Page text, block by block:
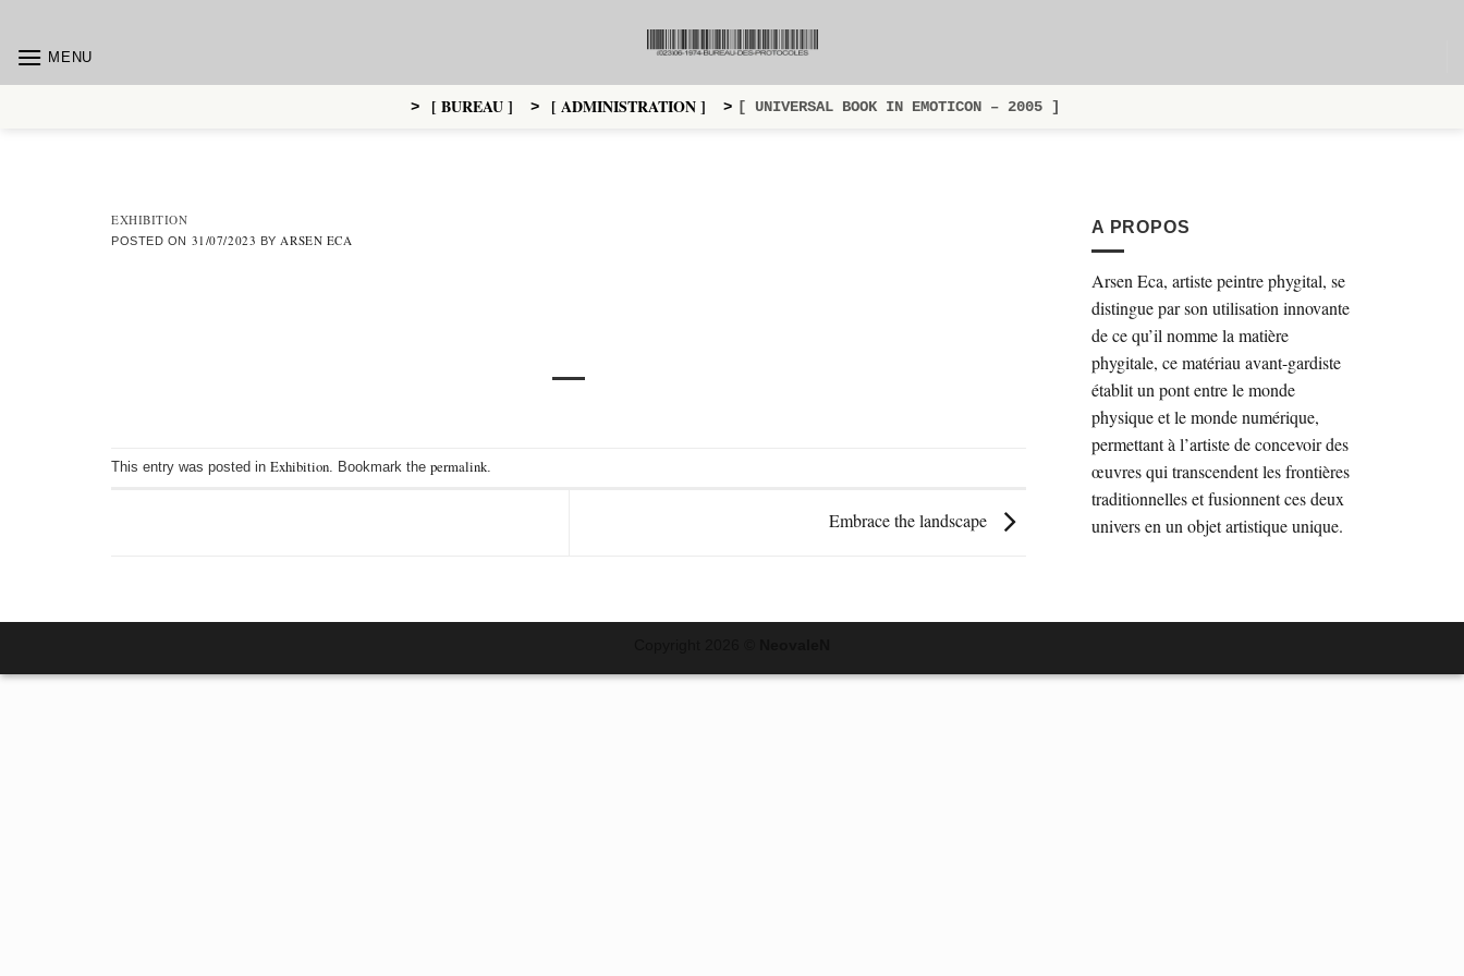
content MENU
> [ BUREAU ] > [ ADMINISTRATION ] > [ UNIVERSAL BOOK IN EMOTICON – 2005 ]
EXHIBITION
POSTED ON 31/07/2023 BY ARSEN ECA
This entry was posted in Exhibition. Bookmark the permalink.
Embrace the landscape
A PROPOS
Arsen Eca, artiste peintre phygital, se
distingue par son utilisation innovante
de ce qu’il nomme la matière
phygitale, ce matériau avant-gardiste
établit un pont entre le monde
physique et le monde numérique,
permettant à l’artiste de concevoir des
œuvres qui transcendent les frontières
traditionnelles et fusionnent ces deux
univers en un objet artistique unique.